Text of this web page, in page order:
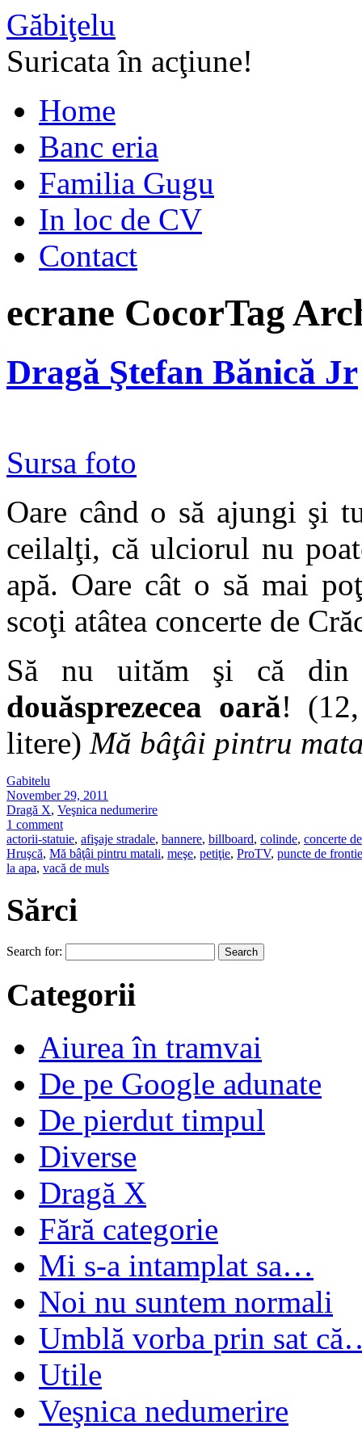
Găbiţelu
Suricata în acţiune!
Home
Banc eria
Familia Gugu
In loc de CV
Contact
ecrane CocorTag
Dragă Ştefan Bănică Jr
Sursa foto
Oare când o să ajungi şi
ceilalţi, că ulciorul nu
apă. Oare cât o să mai
scoţi atâtea concerte de
Să nu uităm şi că din
douăsprezecea oară!
litere) Mă bâţâi pintru
Gabitelu
November 29, 2011
Dragă X, Veşnica nedumerire
1 comment
actorii-statuie, afişaje stradale, bannere, billboard, colinde, concerte
Hruşcă, Mă bâţâi pintru matali, meşe, petiţie, ProTV, puncte de
la apa, vacă de muls
Sărci
Search for:
Categorii
Aiurea în tramvai
De pe Google adunate
De pierdut timpul
Diverse
Dragă X
Fără categorie
Mi s-a intamplat sa…
Noi nu suntem normali
Umblă vorba prin sat
Utile
Veşnica nedumerire